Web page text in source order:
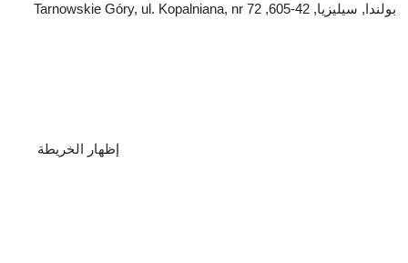
بولندا, سيليزيا, 42-605, Tarnowskie Góry, ul. Kopalniana, nr 72
إظهار الخريطة